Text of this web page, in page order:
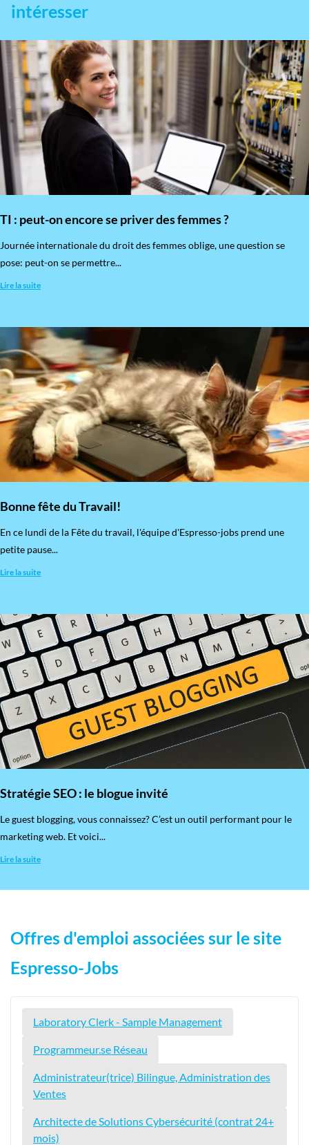
intéresser
TI : peut-on encore se priver des femmes ?
​Journée internationale du droit des femmes oblige, une question se
pose: peut-on se permettre...
Lire la suite
Bonne fête du Travail!
En ce lundi de la Fête du travail, l'équipe d'Espresso-jobs prend une
petite pause...
Lire la suite
Stratégie SEO : le blogue invité
​Le guest blogging, vous connaissez? C’est un outil performant pour le
marketing web. Et voici...
Lire la suite
Offres d'emploi associées sur le site
Espresso-Jobs
Laboratory Clerk - Sample Management
Programmeur.se Réseau
Administrateur(trice) Bilingue, Administration des
Ventes
Architecte de Solutions Cybersécurité (contrat 24+
mois)